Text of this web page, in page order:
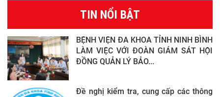
TIN NỔI BẬT
BỆNH VIỆN ĐA KHOA TỈNH NINH BÌNH
LÀM VIỆC VỚI ĐOÀN GIÁM SÁT HỘI
ĐỒNG QUẢN LÝ BẢO...
Đề nghị kiểm tra, cung cấp các thông